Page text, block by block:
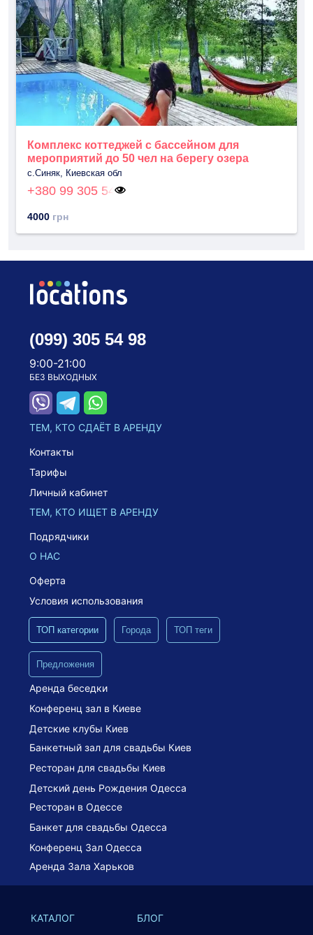
Комплекс коттеджей с бассейном для
мероприятий до 50 чел на берегу озера
с.Синяк, Киевская обл
+380 99 305 54
4000 грн
(099) 305 54 98
9:00-21:00
БЕЗ ВЫХОДНЫХ
ТЕМ, КТО СДАЁТ В АРЕНДУ
Контакты
Тарифы
Личный кабинет
ТЕМ, КТО ИЩЕТ В АРЕНДУ
Подрядчики
О НАС
Оферта
Условия использования
ТОП категории Города ТОП теги
Предложения
Аренда беседки
Конференц зал в Киеве
Детские клубы Киев
Банкетный зал для свадьбы Киев
Ресторан для свадьбы Киев
Детский день Рождения Одесса
Ресторан в Одессе
Банкет для свадьбы Одесса
Конференц Зал Одесса
Аренда Зала Харьков
КАТАЛОГ БЛОГ